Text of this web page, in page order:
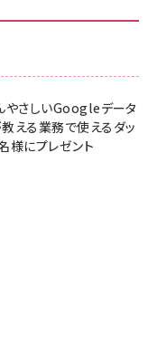
やさしいGoogleデータ
える業務で使えるダッ
様にプレゼント